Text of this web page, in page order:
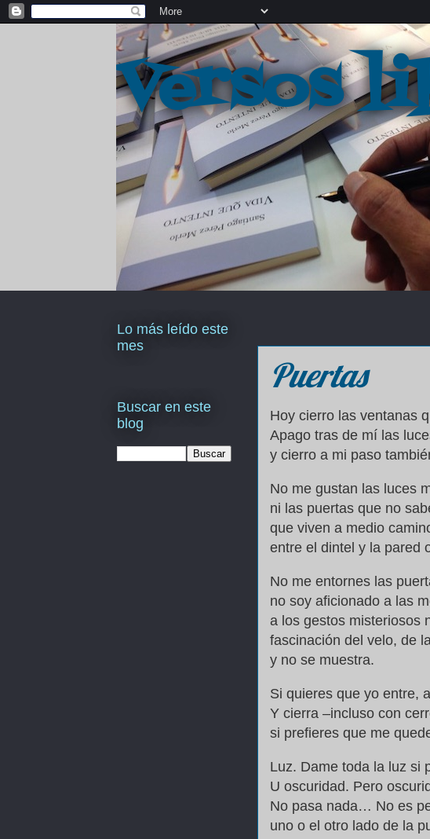
Versos
Puertas
Hoy cierro las ventanas
Apago tras de mí las
y cierro a mi paso
No me gustan las luces
ni las puertas que no
que viven a medio
entre el dintel y la pared
No me entornes las
no soy aficionado a las
a los gestos misteriosos
fascinación del velo, de
y no se muestra.
Si quieres que yo entre,
Y cierra –incluso con
si prefieres que me
Luz. Dame toda la luz si
U oscuridad. Pero
No pasa nada… No es
uno o el otro lado de la
Lo más leído este
mes
Buscar en este
blog